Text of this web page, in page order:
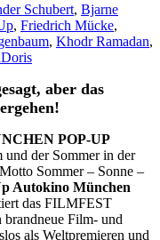
Schubert, Bjarne
, Friedrich Mücke,
, Khodr Ramadan,
Doris
aber das
POP-UP
der Sommer in der
Sommer – Sonne –
Autokino München
das FILMFEST
Film- und
als Weltpremieren und